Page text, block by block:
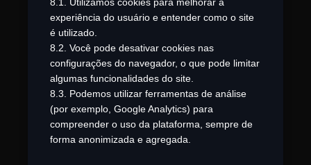
experiência do usuário e entender como o site
é utilizado.
8.2. Você pode desativar cookies nas
configurações do navegador, o que pode limitar
algumas funcionalidades do site.
8.3. Podemos utilizar ferramentas de análise
(por exemplo, Google Analytics) para
compreender o uso da plataforma, sempre de
forma anonimizada e agregada.